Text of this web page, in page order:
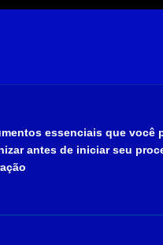
essenciais que você
antes de iniciar seu